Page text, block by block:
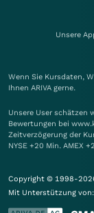
Unsere
Wenn Sie Kursdaten,
Ihnen ARIVA gerne.
Unsere User schätzen
Bewertungen bei
Zeitverzögerung der
NYSE +20 Min. AMEX
Copyright © 1998-
Mit Unterstützung von: